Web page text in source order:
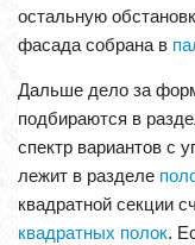
остальную
фасада собрана в
Дальше дело за
подбираются в
спектр вариантов с
лежит в разделе
квадратной секции
квадратных полок.